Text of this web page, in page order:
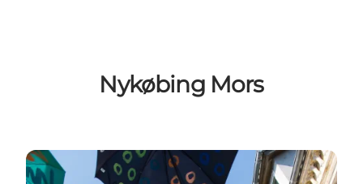
Nykøbing Mors